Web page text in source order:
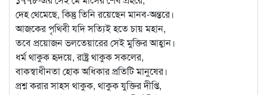
দেহ থেমেছে, কিন্তু তিনি রয়েছেন মানব-অন্তরে।
আজকের পৃথিবী যদি সত্যিই হতে চায় মহান,
তবে প্রয়োজন ভলতেয়ারের সেই মুক্তির আহ্বান।
ধর্ম থাকুক হৃদয়ে, রাষ্ট্র থাকুক সকলের,
বাকস্বাধীনতা হোক অধিকার প্রতিটি মানুষের।
প্রশ্ন করার সাহস থাকুক, থাকুক যুক্তির দীপ্তি,